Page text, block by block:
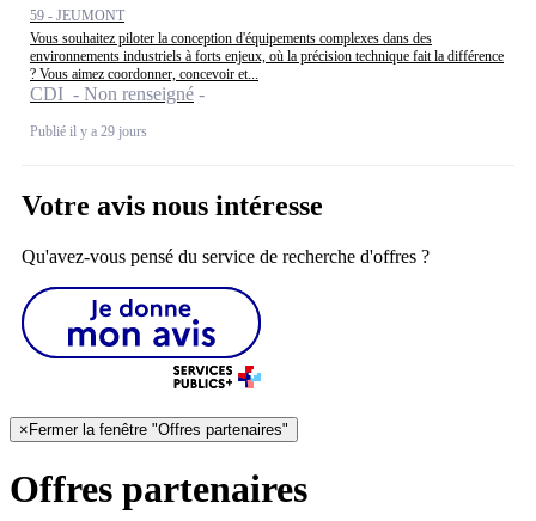
59 - JEUMONT
Vous souhaitez piloter la conception d'équipements complexes dans des
environnements industriels à forts enjeux, où la précision technique fait la différence
? Vous aimez coordonner, concevoir et...
CDI - Non renseigné
Publié il y a 29 jours
Votre avis nous intéresse
Qu'avez-vous pensé du service de recherche d'offres ?
× Fermer la fenêtre "Offres partenaires"
Offres partenaires